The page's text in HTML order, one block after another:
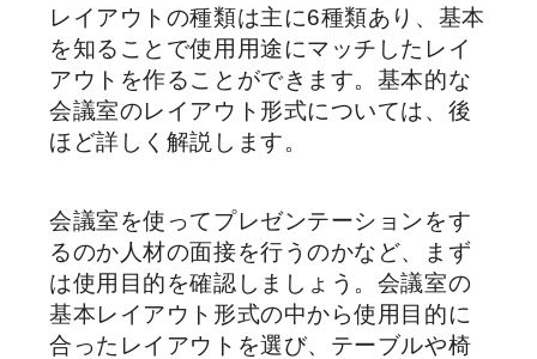
レイアウトの種類は主に6種類あり、基本
を知ることで使用用途にマッチしたレイ
アウトを作ることができます。基本的な
会議室のレイアウト形式については、後
ほど詳しく解説します。
会議室を使ってプレゼンテーションをす
るのか人材の面接を行うのかなど、まず
は使用目的を確認しましょう。会議室の
基本レイアウト形式の中から使用目的に
合ったレイアウトを選び、テーブルや椅